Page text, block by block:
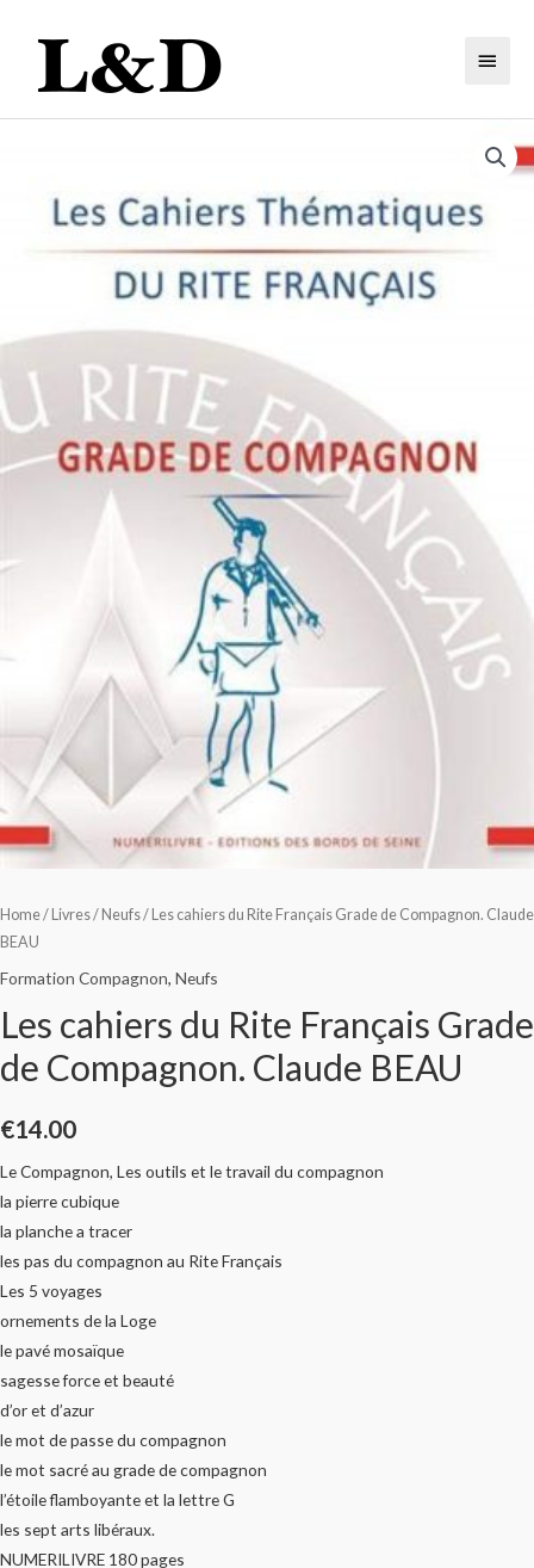
Home/ Livres/ Neufs/ Les cahiers du Rite Français Grade de Compagnon. Claude
BEAU
Formation Compagnon, Neufs
Les cahiers du Rite Français Grade
de Compagnon. Claude BEAU
€14.00
Le Compagnon, Les outils et le travail du compagnon
la pierre cubique
la planche a tracer
les pas du compagnon au Rite Français
Les 5 voyages
ornements de la Loge
le pavé mosaïque
sagesse force et beauté
d’or et d’azur
le mot de passe du compagnon
le mot sacré au grade de compagnon
l’étoile flamboyante et la lettre G
les sept arts libéraux.
NUMERILIVRE 180 pages